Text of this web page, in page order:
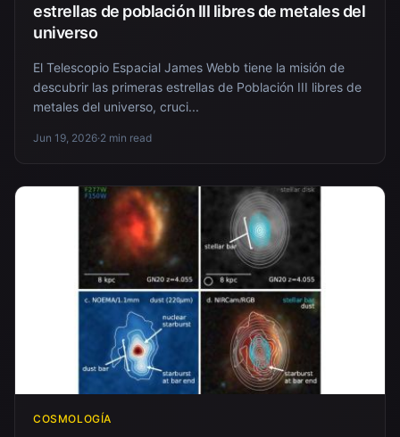
estrellas de población III libres de metales del
universo
El Telescopio Espacial James Webb tiene la misión de
descubrir las primeras estrellas de Población III libres de
metales del universo, cruci...
Jun 19, 2026·2 min read
COSMOLOGÍA